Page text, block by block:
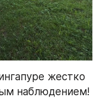
наблюдением!